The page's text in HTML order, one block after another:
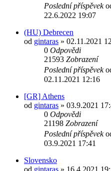
Poslední příspěvek
22.6.2022 19:07
(HU) Debrecen
od gintaras » 02.11.2021
0 Odpovědi
21593 Zobrazení
Poslední příspěvek
02.11.2021 12:16
[GR] Athens
od gintaras » 03.9.2021
0 Odpovědi
21198 Zobrazení
Poslední příspěvek
03.9.2021 17:41
Slovensko
od gintaras » 16.4.2021